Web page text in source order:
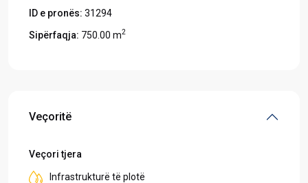
ID e pronës: 31294
Sipërfaqja: 750.00 m2
Veçoritë
Veçori tjera
Infrastrukturë të plotë